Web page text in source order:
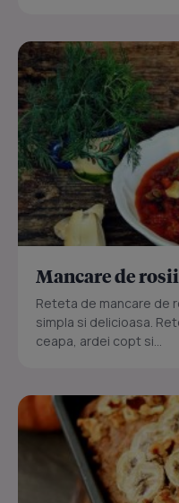
Mancare de rosii
Reteta de mancare de
simpla si delicioasa.
ceapa, ardei copt si...